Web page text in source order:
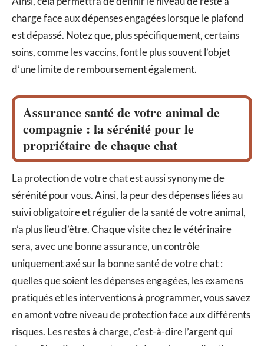
charge face aux dépenses engagées lorsque le plafond
est dépassé. Notez que, plus spécifiquement, certains
soins, comme les vaccins, font le plus souvent l’objet
d’une limite de remboursement également.
Assurance santé de votre animal de
compagnie : la sérénité pour le
propriétaire de chaque chat
La protection de votre chat est aussi synonyme de
sérénité pour vous. Ainsi, la peur des dépenses liées au
suivi obligatoire et régulier de la santé de votre animal,
n’a plus lieu d’être. Chaque visite chez le vétérinaire
sera, avec une bonne assurance, un contrôle
uniquement axé sur la bonne santé de votre chat :
quelles que soient les dépenses engagées, les examens
pratiqués et les interventions à programmer, vous savez
en amont votre niveau de protection face aux différents
risques. Les restes à charge, c’est-à-dire l’argent qui